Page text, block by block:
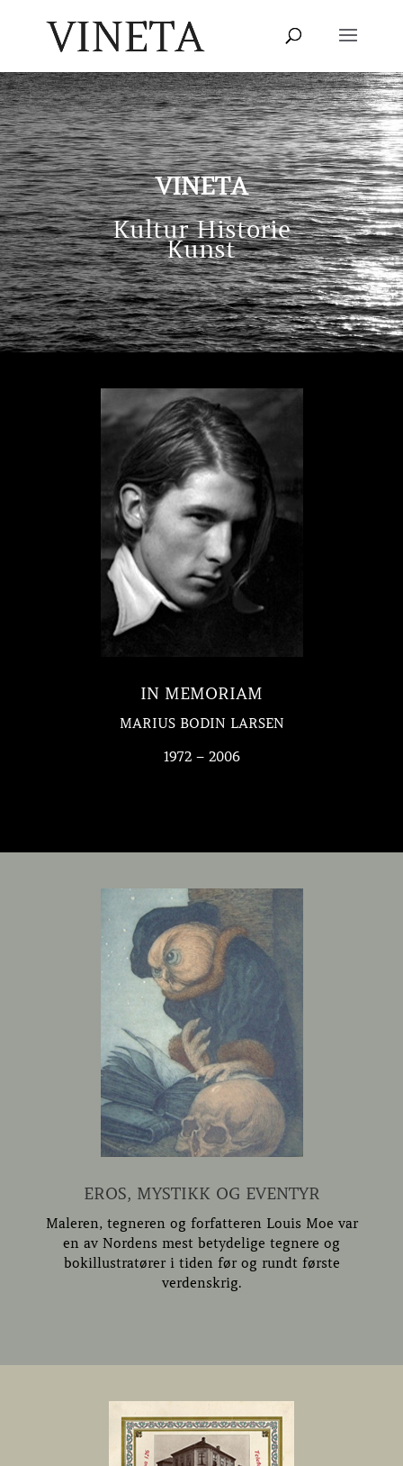
VINETA
Kultur Historie
Kunst
IN MEMORIAM
MARIUS BODIN LARSEN
1972 – 2006
EROS, MYSTIKK OG EVENTYR
Maleren, tegneren og forfatteren Louis Moe var
en av Nordens mest betydelige tegnere og
bokillustratører i tiden før og rundt første
verdenskrig.